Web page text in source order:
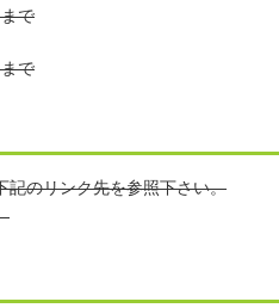
で
で
記のリンク先を参照下さい。